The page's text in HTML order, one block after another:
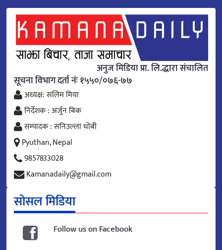
अनुज मिडिया प्रा. लि.द्धारा संचालित
सूचना विभाग दर्ता नंः १५५०/०७६-७७
अध्यक्ष: सलिम मिया
निर्देशक : अर्जुन बिक
सम्पादक : सनिउल्ला धोबी
Pyuthan, Nepal
9857833028
Kamanadaily@gmail.com
सोसल मिडिया
Follow us on Facebook